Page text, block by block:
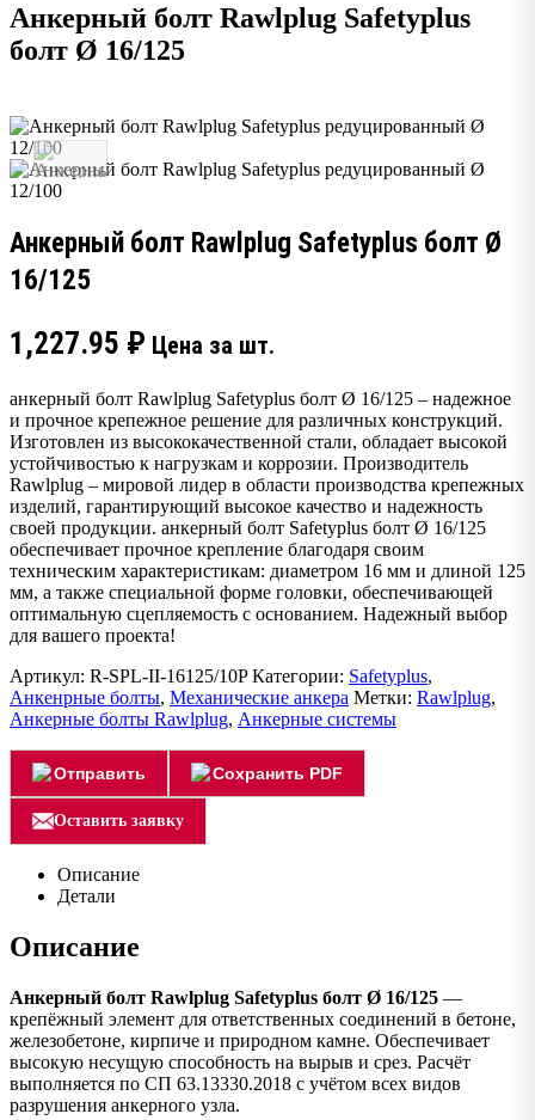
Анкерный болт Rawlplug Safetyplus
болт Ø 16/125
Анкерный болт Rawlplug Safetyplus болт Ø
16/125
1,227.95 ₽ Цена за шт.
анкерный болт Rawlplug Safetyplus болт Ø 16/125 – надежное
и прочное крепежное решение для различных конструкций.
Изготовлен из высококачественной стали, обладает высокой
устойчивостью к нагрузкам и коррозии. Производитель
Rawlplug – мировой лидер в области производства крепежных
изделий, гарантирующий высокое качество и надежность
своей продукции. анкерный болт Safetyplus болт Ø 16/125
обеспечивает прочное крепление благодаря своим
техническим характеристикам: диаметром 16 мм и длиной 125
мм, а также специальной форме головки, обеспечивающей
оптимальную сцепляемость с основанием. Надежный выбор
для вашего проекта!
Артикул: R-SPL-II-16125/10P Категории: Safetyplus,
Анкенрные болты, Механические анкера Метки: Rawlplug,
Анкерные болты Rawlplug, Анкерные системы
Отправить Сохранить PDF
Оставить заявку
Описание
Детали
Описание
Анкерный болт Rawlplug Safetyplus болт Ø 16/125 —
крепёжный элемент для ответственных соединений в бетоне,
железобетоне, кирпиче и природном камне. Обеспечивает
высокую несущую способность на вырыв и срез. Расчёт
выполняется по СП 63.13330.2018 с учётом всех видов
разрушения анкерного узла.